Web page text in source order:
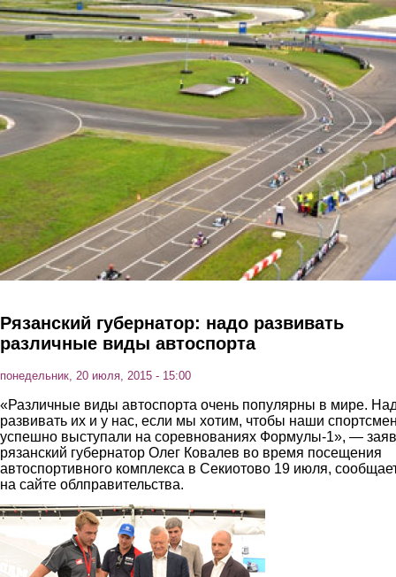
Перейти к основному содержанию
Рязанский губернатор: надо развивать
различные виды автоспорта
понедельник, 20 июля, 2015 - 15:00
«Различные виды автоспорта очень популярны в мире.
развивать их и у нас, если мы хотим, чтобы наши
успешно выступали на соревнованиях Формулы-1», —
рязанский губернатор Олег Ковалев во время посещения
автоспортивного комплекса в Секиотово 19 июля,
на сайте облправительства.
1.jpg